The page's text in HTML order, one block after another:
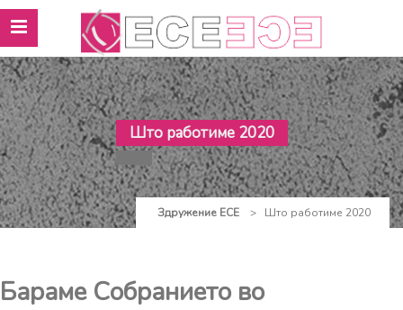
Што работиме 2020
Здружение ЕСЕ > Што работиме 2020
Бараме Собранието во